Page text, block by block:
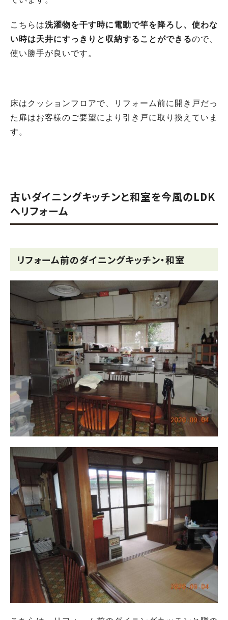
こちらは洗濯物を干す時に電動で竿を降ろし、使わな
い時は天井にすっきりと収納することができるので、
使い勝手が良いです。
床はクッションフロアで、リフォーム前に開き戸だっ
た扉はお客様のご要望により引き戸に取り換えていま
す。
古いダイニングキッチンと和室を今風のLDK
へリフォーム
リフォーム前のダイニングキッチン・和室